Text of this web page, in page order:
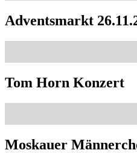
Adventsmarkt
Tom Horn Konzert
Moskauer